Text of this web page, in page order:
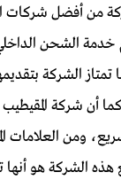
من أفضل شركات
خدمة الشحن
تمتاز الشركة
أن شركة
ومن العلامات
هذه الشركة هو أنها